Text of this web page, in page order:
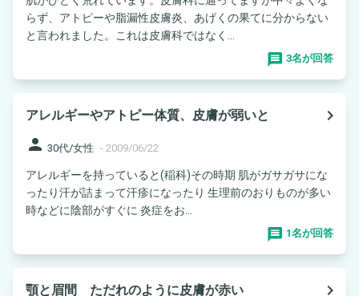
らず、アトピーや脂漏性皮膚炎、あげくの果てに分からない
と言われました。これは皮膚科ではなく...
3名が回答
アレルギーやアトピー体質、皮膚が弱いと
navigate_next
person 30代/女性 - 2009/06/22
アレルギーを持っていると(稲科)その時期 肌がガサガサにな
ったり汗が詰まって汗疹になったり 生理前のおりものが多い
時などに陰部がすぐに 炎症をお...
1名が回答
顎と眉間 ただれのように皮膚が赤い
navigate_next